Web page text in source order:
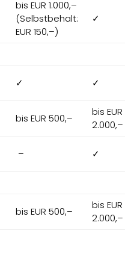
bis EUR 1.000,–
(Selbstbehalt:
EUR 150,–)
✓
✓ ✓
bis EUR 500,–
bis EUR
2.000,–
– ✓
bis EUR 500,–
bis EUR
2.000,–